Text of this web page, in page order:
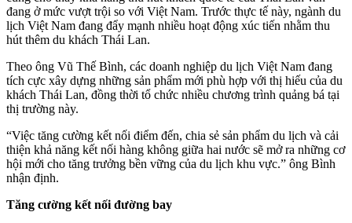
đang ở mức vượt trội so với Việt Nam. Trước thực tế này, ngành du
lịch Việt Nam đang đẩy mạnh nhiều hoạt động xúc tiến nhằm thu
hút thêm du khách Thái Lan.
Theo ông Vũ Thế Bình, các doanh nghiệp du lịch Việt Nam đang
tích cực xây dựng những sản phẩm mới phù hợp với thị hiếu của du
khách Thái Lan, đồng thời tổ chức nhiều chương trình quảng bá tại
thị trường này.
“Việc tăng cường kết nối điểm đến, chia sẻ sản phẩm du lịch và cải
thiện khả năng kết nối hàng không giữa hai nước sẽ mở ra những cơ
hội mới cho tăng trưởng bền vững của du lịch khu vực.” ông Bình
nhận định.
Tăng cường kết nối đường bay